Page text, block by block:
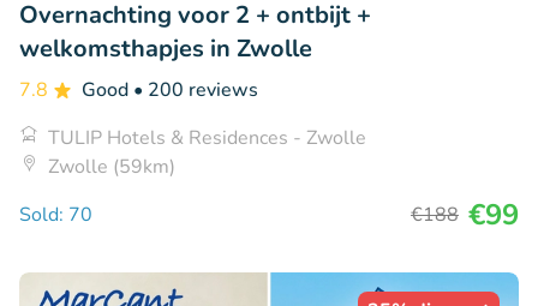
Overnachting voor 2 + ontbijt +
welkomsthapjes in Zwolle
7.8 Good • 200 reviews
TULIP Hotels & Residences - Zwolle
Zwolle (59km)
Sold: 70
€188 €99